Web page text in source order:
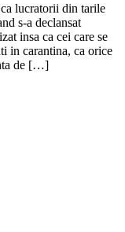
lucratorii din tarile
s-a declansat
insa ca cei care se
in carantina, ca orice
de […]